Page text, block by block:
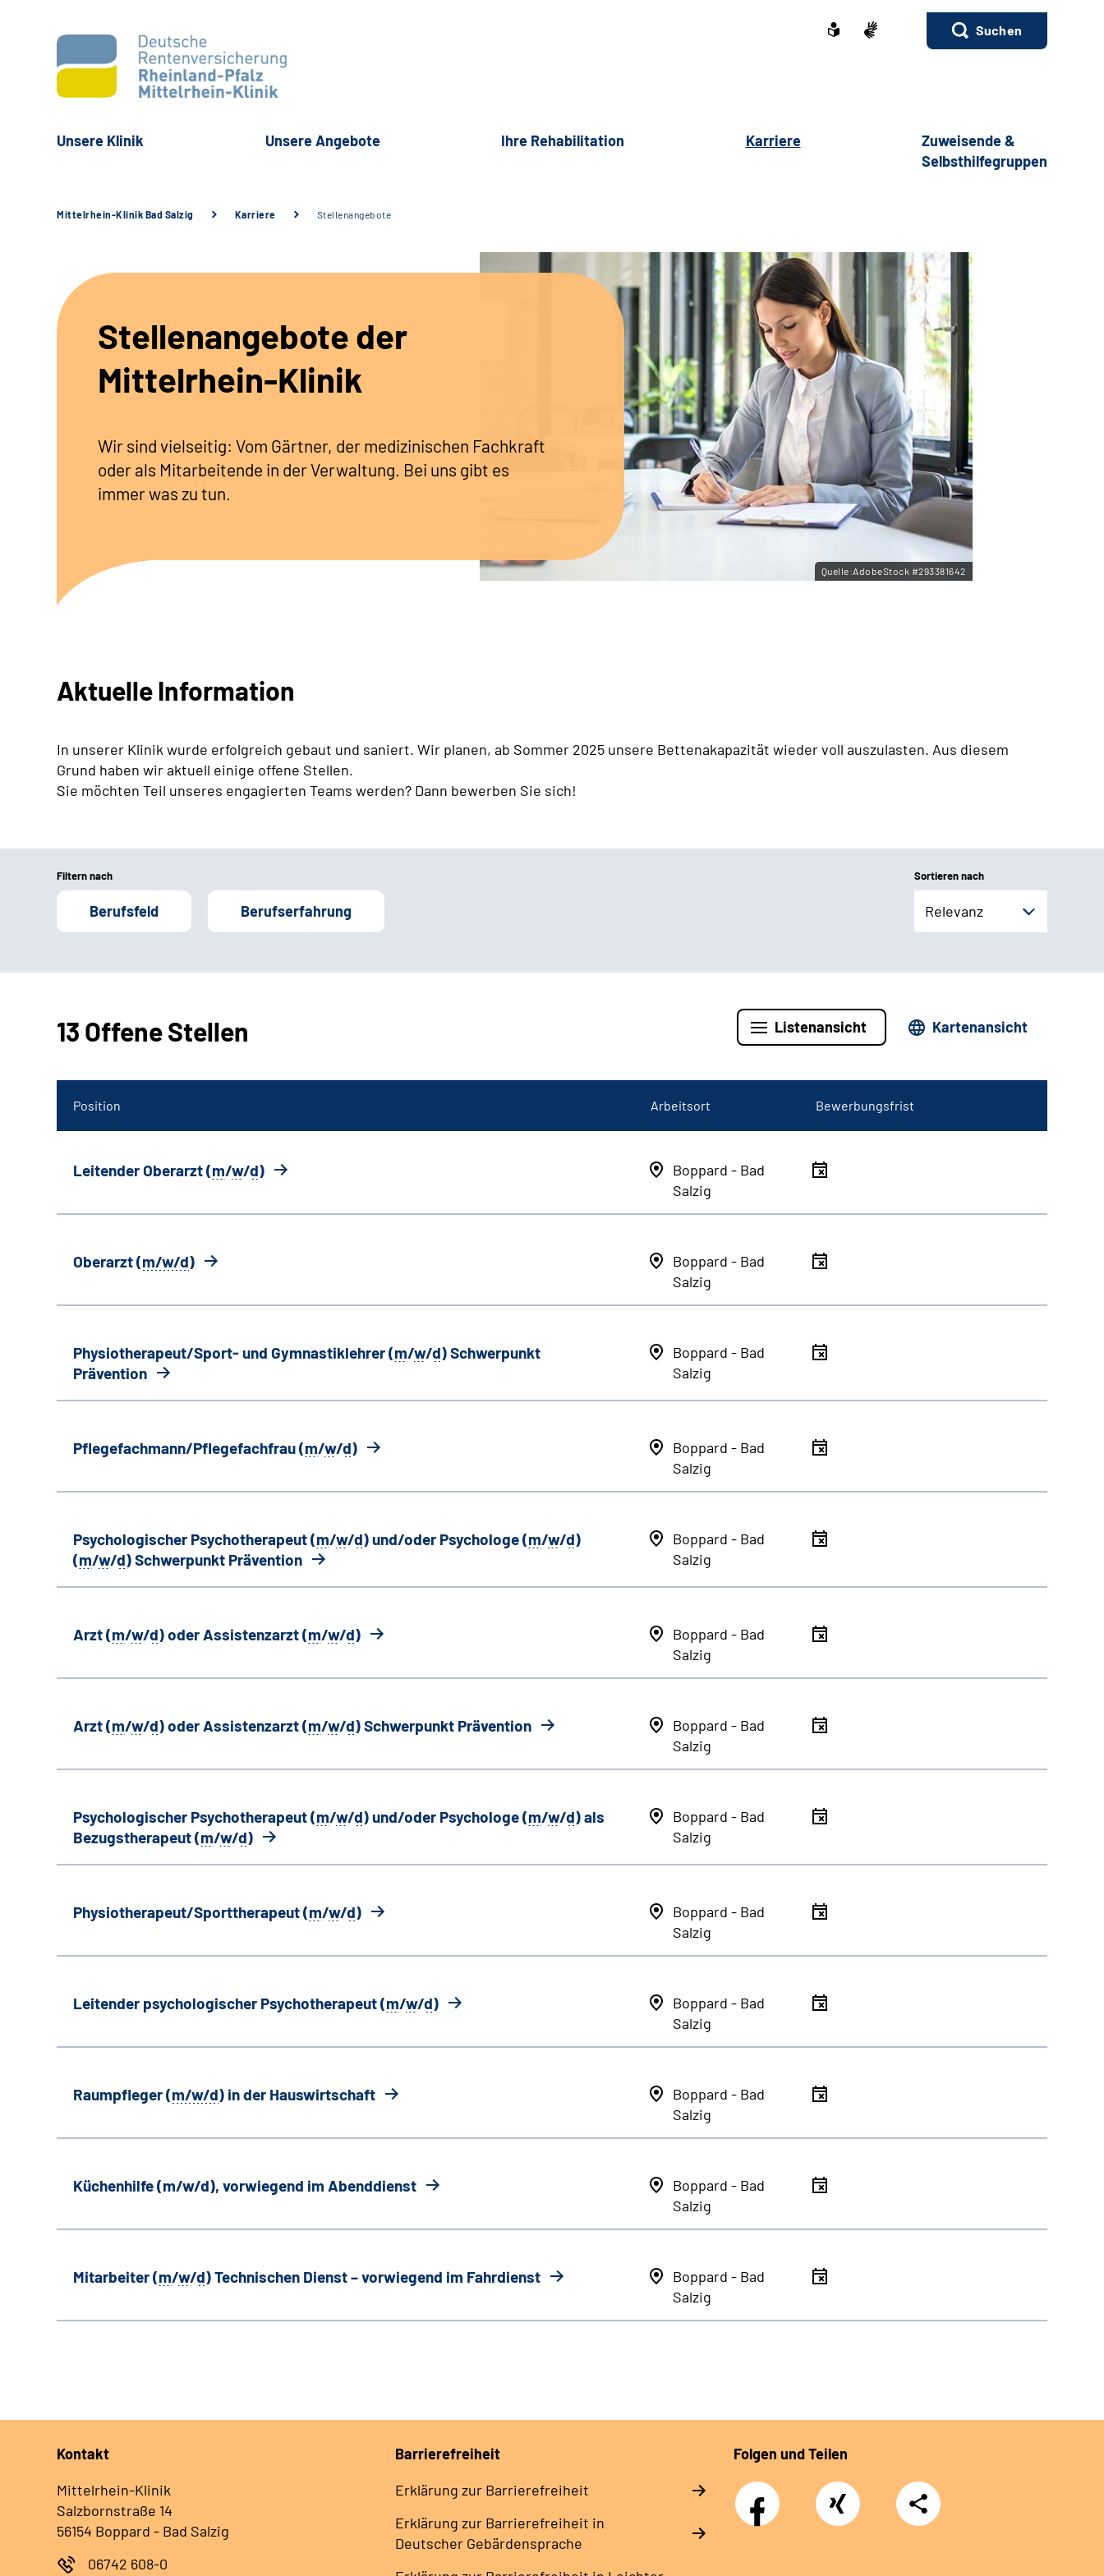
Suchen
Unsere Klinik Unsere Angebote Ihre Rehabilitation Karriere
Zuweisende &
Selbsthilfegruppen
Mittelrhein-Klinik Bad Salzig Karriere Stellenangebote
Stellenangebote der
Mittelrhein-Klinik
Wir sind vielseitig: Vom Gärtner, der medizinischen Fachkraft
oder als Mitarbeitende in der Verwaltung. Bei uns gibt es
immer was zu tun.
Quelle:AdobeStock #293381642
Aktuelle Information
In unserer Klinik wurde erfolgreich gebaut und saniert. Wir planen, ab Sommer 2025 unsere Bettenakapazität wieder voll auszulasten. Aus diesem
Grund haben wir aktuell einige offene Stellen.
Sie möchten Teil unseres engagierten Teams werden? Dann bewerben Sie sich!
Filtern nach
Berufsfeld Berufserfahrung
Sortieren nach
Relevanz
13 Offene Stellen Listenansicht Kartenansicht
Position Arbeitsort Bewerbungsfrist
Leitender Oberarzt (m/w/d)
Boppard - Bad
Salzig
Oberarzt (m/w/d)
Boppard - Bad
Salzig
Physiotherapeut/Sport- und Gymnastiklehrer (m/w/d) Schwerpunkt
Prävention
Boppard - Bad
Salzig
Pflegefachmann/Pflegefachfrau (m/w/d)
Boppard - Bad
Salzig
Psychologischer Psychotherapeut (m/w/d) und/oder Psychologe (m/w/d)
(m/w/d) Schwerpunkt Prävention
Boppard - Bad
Salzig
Arzt (m/w/d) oder Assistenzarzt (m/w/d)
Boppard - Bad
Salzig
Arzt (m/w/d) oder Assistenzarzt (m/w/d) Schwerpunkt Prävention
Boppard - Bad
Salzig
Psychologischer Psychotherapeut (m/w/d) und/oder Psychologe (m/w/d) als
Bezugstherapeut (m/w/d)
Boppard - Bad
Salzig
Physiotherapeut/Sporttherapeut (m/w/d)
Boppard - Bad
Salzig
Leitender psychologischer Psychotherapeut (m/w/d)
Boppard - Bad
Salzig
Raumpfleger (m/w/d) in der Hauswirtschaft
Boppard - Bad
Salzig
Küchenhilfe (m/w/d), vorwiegend im Abenddienst
Boppard - Bad
Salzig
Mitarbeiter (m/w/d) Technischen Dienst – vorwiegend im Fahrdienst
Boppard - Bad
Salzig
Kontakt
Mittelrhein-Klinik
Salzbornstraße 14
56154 Boppard - Bad Salzig
06742 608-0
Barrierefreiheit
Erklärung zur Barrierefreiheit
Erklärung zur Barrierefreiheit in
Deutscher Gebärdensprache
Folgen und Teilen
Facebook Xing
Teilen